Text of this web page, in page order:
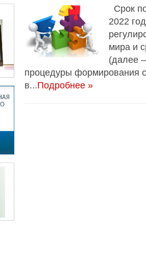
Срок
2022
мира и
(далее
процедуры формирования
в...Подробнее »